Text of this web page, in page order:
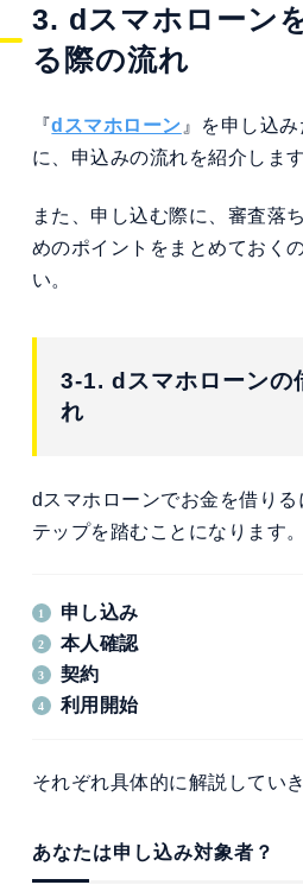
3. dスマホローン
る際の流れ
『dスマホローン 』を申し込
に、申込みの流れを紹介します
また、申し込む際に、審査落
めのポイントをまとめておく
い。
3-1. dスマホローンの
れ
dスマホローンでお金を借り
テップを踏むことになります。
申し込み
本人確認
契約
利用開始
それぞれ具体的に解説していき
あなたは申し込み対象者？